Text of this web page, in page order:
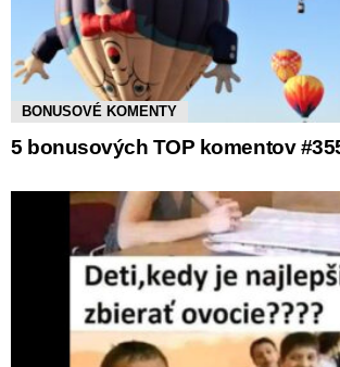
BONUSOVÉ KOMENTY
5 bonusových TOP komentov